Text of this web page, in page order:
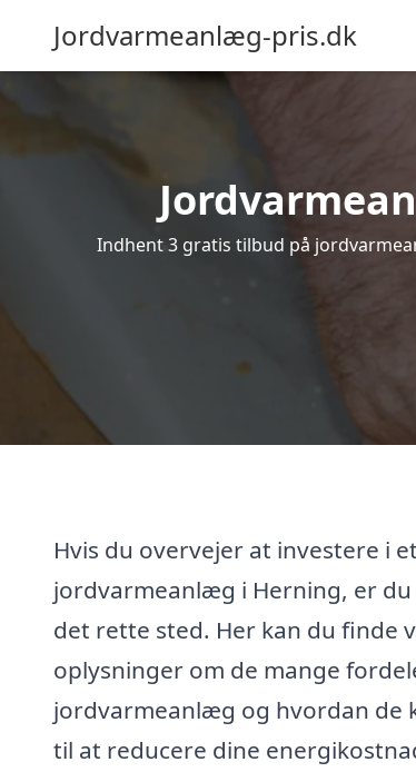
Jordvarmeanlæg-pris.dk
Indhent 3 gratis tilbud på
Hvis du overvejer at investere i et
jordvarmeanlæg i Herning, er
det rette sted. Her kan du finde
oplysninger om de mange
jordvarmeanlæg og hvordan de
til at reducere dine